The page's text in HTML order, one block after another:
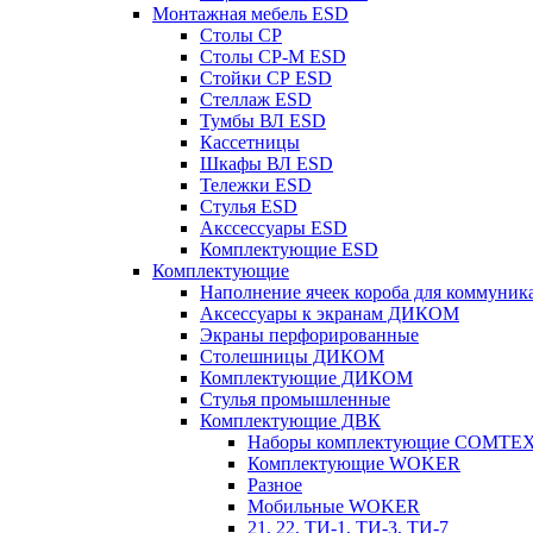
Монтажная мебель ESD
Столы СР
Столы СР-М ESD
Стойки СР ESD
Стеллаж ESD
Тумбы ВЛ ESD
Кассетницы
Шкафы ВЛ ESD
Тележки ESD
Стулья ESD
Акссессуары ESD
Комплектующие ESD
Комплектующие
Наполнение ячеек короба для
Аксессуары к экранам ДИКОМ
Экраны перфорированные
Cтолешницы ДИКОМ
Комплектующие ДИКОМ
Стулья промышленные
Комплектующие ДВК
Наборы комплектующие
Комплектующие WOKER
Разное
Мобильные WOKER
21, 22, ТИ-1, ТИ-3, ТИ-7